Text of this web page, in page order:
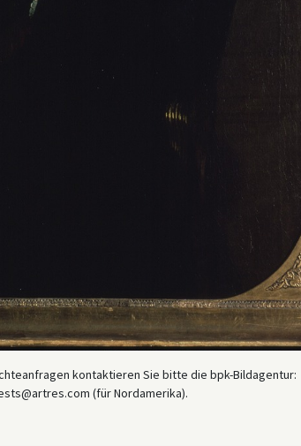
kontaktieren Sie bitte die bpk-Bildagentur:
(für Nordamerika).